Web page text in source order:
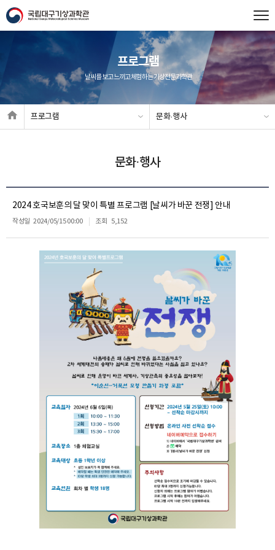
프로그램
날씨를 보고 느끼고 체험하는 기상전문과학관
프로그램 문화·행사
문화·행사
2024 호국보훈의 달 맞이 특별 프로그램 [날씨가 바꾼 전쟁] 안내
작성일 2024/05/15 00:00 조회 5,152